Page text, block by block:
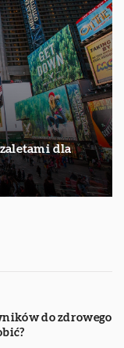
dla
do zdrowego